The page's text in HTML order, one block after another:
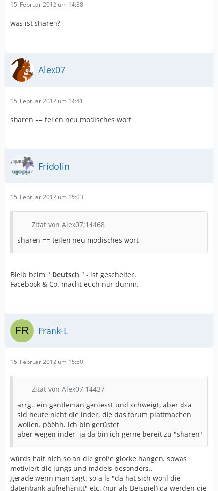
15. Februar 2012 um 14:38
was ist sharen?
Alex07
15. Februar 2012 um 14:41
sharen == teilen neu modisches wort
Fridolin
15. Februar 2012 um 15:03
Zitat von Alex07;14468
sharen == teilen neu modisches wort
Bleib beim " Deutsch " - ist gescheiter.
Facebook & Co. macht euch nur dumm.
Frank-L
15. Februar 2012 um 15:50
Zitat von Alex07;14437
arrg.. ein gentleman geniesst und schweigt, aber dsa
sid heute nicht die inder, die das forum plattmachen
wollen. pööhh, ich bin gerüstet
aber wegen inder, ja da bin ich gerne bereit zu "sharen"
würds halt nich so an die große glocke hängen. sowas
motiviert die jungs und mädels besonders..
gerade wenn man sagt: so a la "da hat sich wohl die
datenbank aufgehängt" etc. (nur als Beispiel) da werden die